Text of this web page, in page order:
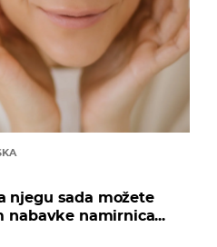
njegu sada možete
namirnica...